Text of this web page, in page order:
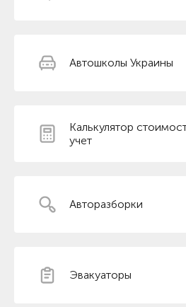
Автошколы Украины
Калькулятор
учет
Авторазборки
Эвакуаторы